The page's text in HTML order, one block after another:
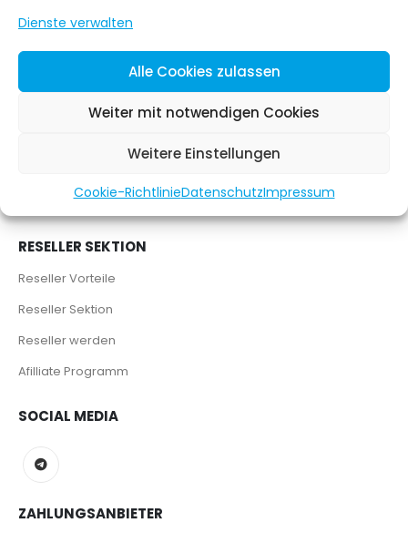
Dienste verwalten
Alle Cookies zulassen
Weiter mit notwendigen Cookies
Weitere Einstellungen
Cookie-RichtlinieDatenschutzImpressum
ÜBER UNS
Datenschutz
RESELLER SEKTION
Reseller Vorteile
Reseller Sektion
Reseller werden
Afilliate Programm
SOCIAL MEDIA
ZAHLUNGSANBIETER